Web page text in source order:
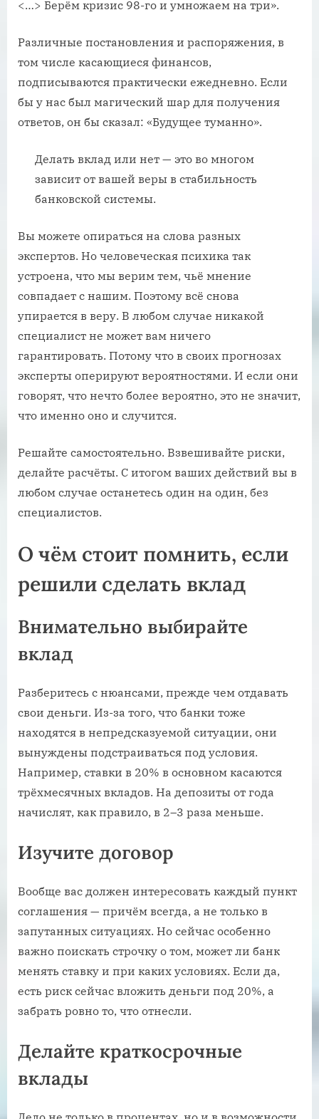
<…> Берём кризис 98-го и умножаем на три».
Различные постановления и распоряжения, в
том числе касающиеся финансов,
подписываются практически ежедневно. Если
бы у нас был магический шар для получения
ответов, он бы сказал: «Будущее туманно».
Делать вклад или нет — это во многом
зависит от вашей веры в стабильность
банковской системы.
Вы можете опираться на слова разных
экспертов. Но человеческая психика так
устроена, что мы верим тем, чьё мнение
совпадает с нашим. Поэтому всё снова
упирается в веру. В любом случае никакой
специалист не может вам ничего
гарантировать. Потому что в своих прогнозах
эксперты оперируют вероятностями. И если они
говорят, что нечто более вероятно, это не значит,
что именно оно и случится.
Решайте самостоятельно. Взвешивайте риски,
делайте расчёты. С итогом ваших действий вы в
любом случае останетесь один на один, без
специалистов.
О чём стоит помнить, если
решили сделать вклад
Внимательно выбирайте
вклад
Разберитесь с нюансами, прежде чем отдавать
свои деньги. Из-за того, что банки тоже
находятся в непредсказуемой ситуации, они
вынуждены подстраиваться под условия.
Например, ставки в 20% в основном касаются
трёхмесячных вкладов. На депозиты от года
начислят, как правило, в 2–3 раза меньше.
Изучите договор
Вообще вас должен интересовать каждый пункт
соглашения — причём всегда, а не только в
запутанных ситуациях. Но сейчас особенно
важно поискать строчку о том, может ли банк
менять ставку и при каких условиях. Если да,
есть риск сейчас вложить деньги под 20%, а
забрать ровно то, что отнесли.
Делайте краткосрочные
вклады